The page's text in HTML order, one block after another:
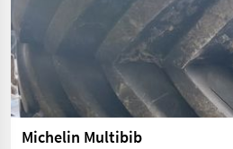
Michelin Multibib